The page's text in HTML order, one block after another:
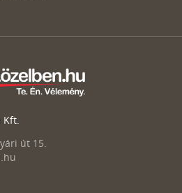
Kft.
út 15.